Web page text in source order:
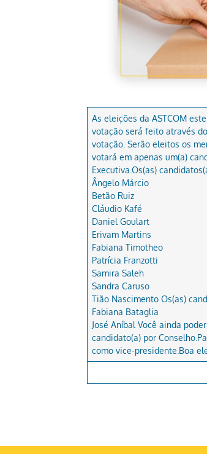
As eleições da ASTCOM
votação será feito através
votação. Serão eleitos os
votará em apenas um(a)
Executiva.Os(as)
Ângelo Márcio
Betão Ruiz
Cláudio Kafé
Daniel Goulart
Erivam Martins
Fabiana Timotheo
Patrícia Franzotti
Samira Saleh
Sandra Caruso
Tião Nascimento Os(as)
Fabiana Bataglia
José Aníbal Você ainda
candidato(a) por
como vice-presidente.Boa